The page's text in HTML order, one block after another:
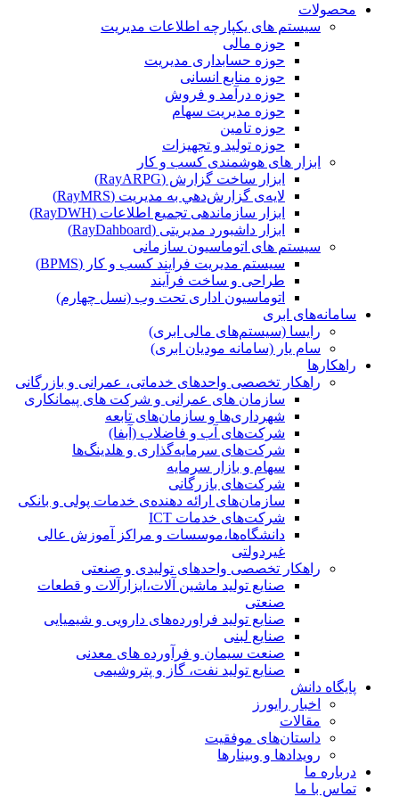
محصولات
سیستم های یکپارچه اطلاعات مدیریت
حوزه مالی
حوزه حسابداری مدیریت
حوزه منابع انسانی
حوزه درآمد و فروش
حوزه مدیریت سهام
حوزه تامین
حوزه تولید و تجهیزات
ابزار های هوشمندی کسب و کار
ابزار ساخت گزارش (RayARPG)
لایه‌ی گزارش‌دهي به مديريت (RayMRS)
ابزار سازماندهی تجمیع اطلاعات (RayDWH)
ابزار داشبورد مدیریتی (RayDahboard)
سیستم های اتوماسیون سازمانی
سیستم مدیریت فرایند کسب و کار (BPMS)
طراحی و ساخت فرآیند
اتوماسیون اداری تحت وب (نسل چهارم)
سامانه‌های ابری
رایسا (سیستم‌های مالی ابری)
سام یار (سامانه مودیان ابری)
راهکارها
راهکار تخصصی واحدهای خدماتی، عمرانی و بازرگانی
سازمان های عمرانی و شرکت های پیمانکاری
شهرداری‌ها و سازمان‌های تابعه
شرکت‌های آب و فاضلاب (آبفا)
شرکت‌های سرمایه‌گذاری و هلدینگ‌ها
سهام و بازار سرمایه
شرکت‌های بازرگانی
سازمان‌های ارائه دهنده‌ی خدمات پولی و بانکی
شرکت‌های خدمات ICT
دانشگاه‌ها،موسسات و مراکز آموزش عالی
غیردولتی
راهکار تخصصی واحدهای تولیدی و صنعتی
صنایع توليد ماشين آلات،ابزارآلات و قطعات
صنعتی
صنایع تولید فراورده‌های دارویی و شیمیایی
صنایع لبنی
صنعت سیمان و فرآورده های معدنی
صنایع تولید نفت، گاز و پتروشيمی
پایگاه دانش
اخبار رایورز
مقالات
داستان‌های موفقیت
رویدادها و وبینارها
درباره ما
تماس با ما